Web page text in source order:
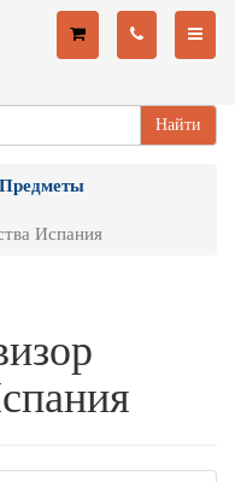
Найти
Предметы
Испания